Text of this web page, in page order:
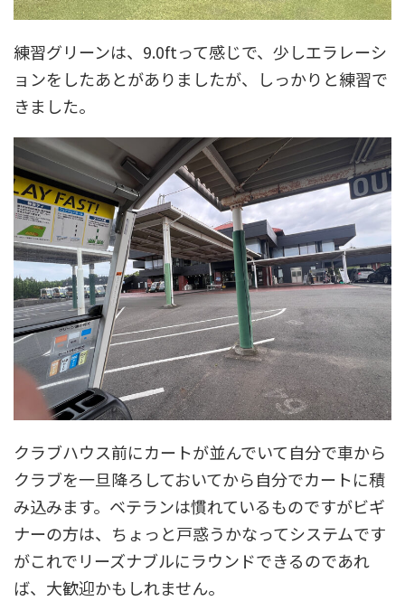
練習グリーンは、9.0ftって感じで、少しエラレーシ
ョンをしたあとがありましたが、しっかりと練習で
きました。
クラブハウス前にカートが並んでいて自分で車から
クラブを一旦降ろしておいてから自分でカートに積
み込みます。ベテランは慣れているものですがビギ
ナーの方は、ちょっと戸惑うかなってシステムです
がこれでリーズナブルにラウンドできるのであれ
ば、大歓迎かもしれません。